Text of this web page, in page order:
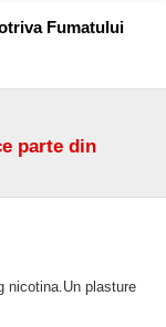
Fumatului
parte din
nicotina.Un plasture